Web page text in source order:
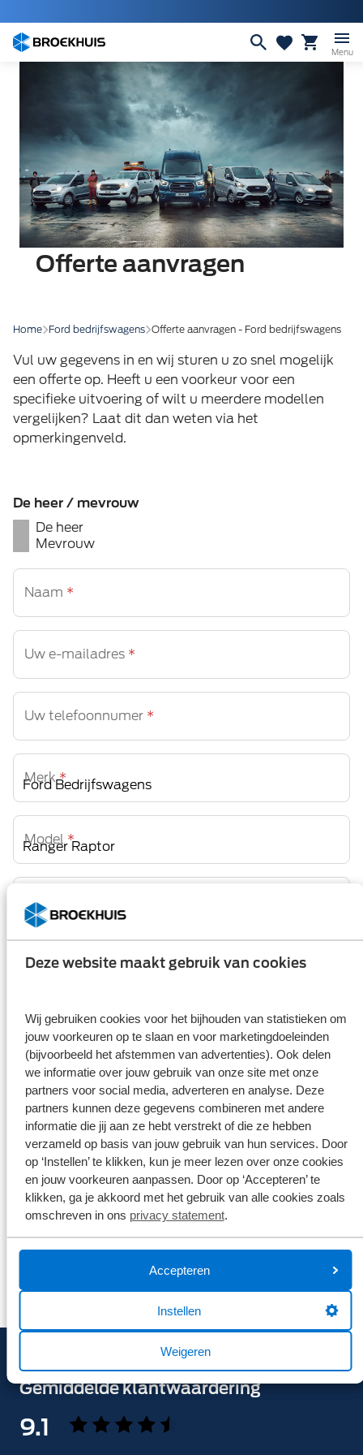
Deze website maakt gebruik van cookies
Wij gebruiken cookies voor het bijhouden van statistieken om
jouw voorkeuren op te slaan en voor marketingdoeleinden
(bijvoorbeeld het afstemmen van advertenties). Ook delen
we informatie over jouw gebruik van onze site met onze
partners voor social media, adverteren en analyse. Deze
partners kunnen deze gegevens combineren met andere
informatie die jij aan ze hebt verstrekt of die ze hebben
verzameld op basis van jouw gebruik van hun services. Door
op ‘Instellen’ te klikken, kun je meer lezen over onze cookies
en jouw voorkeuren aanpassen. Door op ‘Accepteren’ te
klikken, ga je akkoord met het gebruik van alle cookies zoals
omschreven in ons privacy statement.
Accepteren
Instellen
Weigeren
naar
Menu
Offerte aanvragen
Home Ford bedrijfswagens Offerte aanvragen - Ford bedrijfswagens
Vul uw gegevens in en wij sturen u zo snel mogelijk
een offerte op. Heeft u een voorkeur voor een
specifieke uitvoering of wilt u meerdere modellen
vergelijken? Laat dit dan weten via het
opmerkingenveld.
De heer / mevrouw
De heer
Mevrouw
Naam *
Uw e-mailadres *
Uw telefoonnumer *
Merk*
Model *
Uitvoering
Opmerking(en)
Heeft u een voorkeur voor een specifieke uitvoering of wilt u
meerdere modellen vergelijken? Geef dit dan hier aan.
Broekhuis borgt je privacy *
Ik ga er mee akkoord dat mijn gegevens enkel worden
opgeslagen en gebruikt voor de doeleinden van dit
formulier. Mijn gegevens worden niet aan derden ter
beschikking gesteld. Meer weten?
Bekijk ons privacy statement
Gemiddelde klantwaardering
9.1